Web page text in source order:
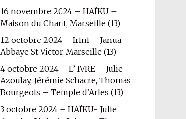
16 novembre 2024 – HAÏKU –
Maison du Chant, Marseille (13)
12 octobre 2024 – Irini – Janua –
Abbaye St Victor, Marseille (13)
4 octobre 2024 – L’ IVRE – Julie
Azoulay, Jérémie Schacre, Thomas
Bourgeois – Temple d’Arles (13)
3 octobre 2024 – HAÏKU- Julie